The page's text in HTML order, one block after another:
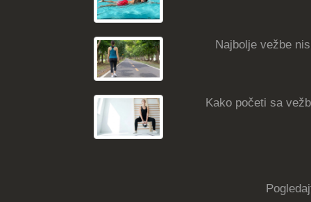
Najbolje vežbe
Kako početi sa